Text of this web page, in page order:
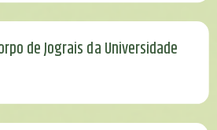
de Jograis da Universidade